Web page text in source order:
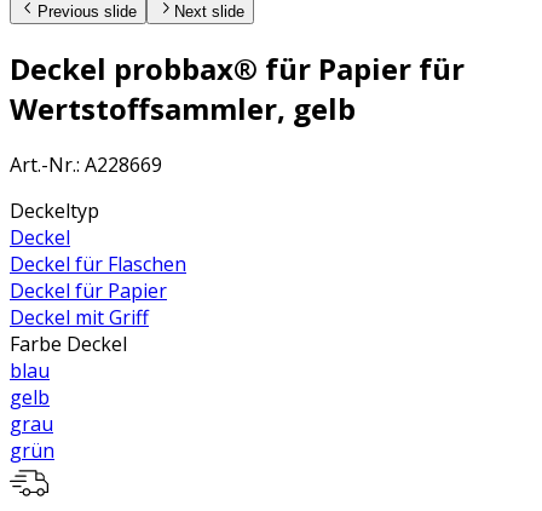
Previous slide Next slide
Deckel probbax® für Papier für
Wertstoffsammler, gelb
Art.-Nr.: A228669
Deckeltyp
Deckel
Deckel für Flaschen
Deckel für Papier
Deckel mit Griff
Farbe Deckel
blau
gelb
grau
grün